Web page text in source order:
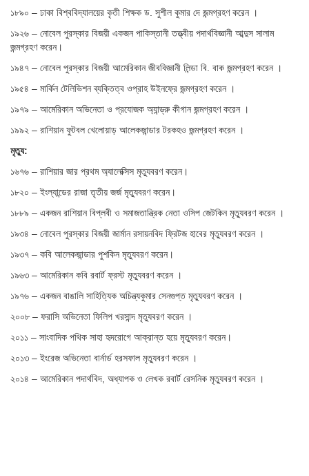
১৮৯০ – ঢাকা বিশ্ববিদ্যালয়ের কৃতী শিক্ষক ড. সুশীল কুমার দে জন্মগ্রহণ করেন ।
১৯২৬ – নোবেল পুরস্কার বিজয়ী একজন পাকিস্তানী তত্ত্বীয় পদার্থবিজ্ঞানী আব্দুস সালাম
জন্মগ্রহণ করেন।
১৯৪৭ – নোবেল পুরস্কার বিজয়ী আমেরিকান জীববিজ্ঞানী লিন্ডা বি. বাক জন্মগ্রহণ করেন ।
১৯৫৪ – মার্কিন টেলিভিশন ব্যক্তিত্ব ওপ্রাহ উইনফ্রে জন্মগ্রহণ করেন ।
১৯৭৯ – আমেরিকান অভিনেতা ও প্রযোজক অ্যান্ড্রু কীগান জন্মগ্রহণ করেন ।
১৯৯২ – রাশিয়ান ফুটবল খেলোয়াড় আলেকজান্ডার টরকহও জন্মগ্রহণ করেন ।
মৃত্যু:
১৬৭৬ – রাশিয়ার জার প্রথম অ্যালেক্সিস মৃত্যুবরণ করেন।
১৮২০ – ইংল্যান্ডের রাজা তৃতীয় জর্জ মৃত্যুবরণ করেন।
১৮৮৯ – একজন রাশিয়ান বিপ্লবী ও সমাজতান্ত্রিক নেতা ওসিপ জেটকিন মৃত্যুবরণ করেন ।
১৯৩৪ – নোবেল পুরস্কার বিজয়ী জার্মান রসায়নবিদ ফ্রিটজ হাবের মৃত্যুবরণ করেন ।
১৯৩৭ – কবি আলেকজান্ডার পুশকিন মৃত্যুবরণ করেন।
১৯৬৩ – আমেরিকান কবি রবার্ট ফ্রস্ট মৃত্যুবরণ করেন ।
১৯৭৬ – একজন বাঙালি সাহিত্যিক অচিন্ত্যকুমার সেনগুপ্ত মৃত্যুবরণ করেন ।
২০০৮ – ফরাসি অভিনেতা ফিলিপ খরসান্দ মৃত্যুবরণ করেন ।
২০১১ – সাংবাদিক পথিক সাহা হৃদরোগে আক্রান্ত হয়ে মৃত্যুবরণ করেন।
২০১৩ – ইংরেজ অভিনেতা বার্নার্ড হরসফাল মৃত্যুবরণ করেন ।
২০১৪ – আমেরিকান পদার্থবিদ, অধ্যাপক ও লেখক রবার্ট রেসনিক মৃত্যুবরণ করেন ।